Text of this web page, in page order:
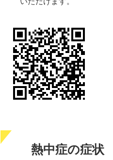
熱中症の症状